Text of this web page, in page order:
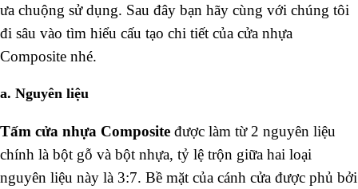
ưa chuộng sử dụng. Sau đây bạn hãy cùng với chúng tôi
đi sâu vào tìm hiểu cấu tạo chi tiết của cửa nhựa
Composite nhé.
a. Nguyên liệu
Tấm cửa nhựa Composite được làm từ 2 nguyên liệu
chính là bột gỗ và bột nhựa, tỷ lệ trộn giữa hai loại
nguyên liệu này là 3:7. Bề mặt của cánh cửa được phủ bởi